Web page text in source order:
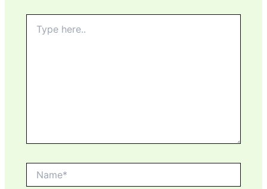
here..